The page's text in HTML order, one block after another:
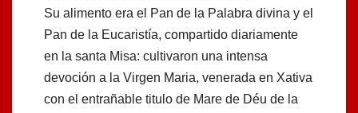
Su alimento era el Pan de la Palabra divina y el
Pan de la Eucaristía, compartido diariamente
en la santa Misa: cultivaron una intensa
devoción a la Virgen Maria, venerada en Xativa
con el entrañable titulo de Mare de Déu de la